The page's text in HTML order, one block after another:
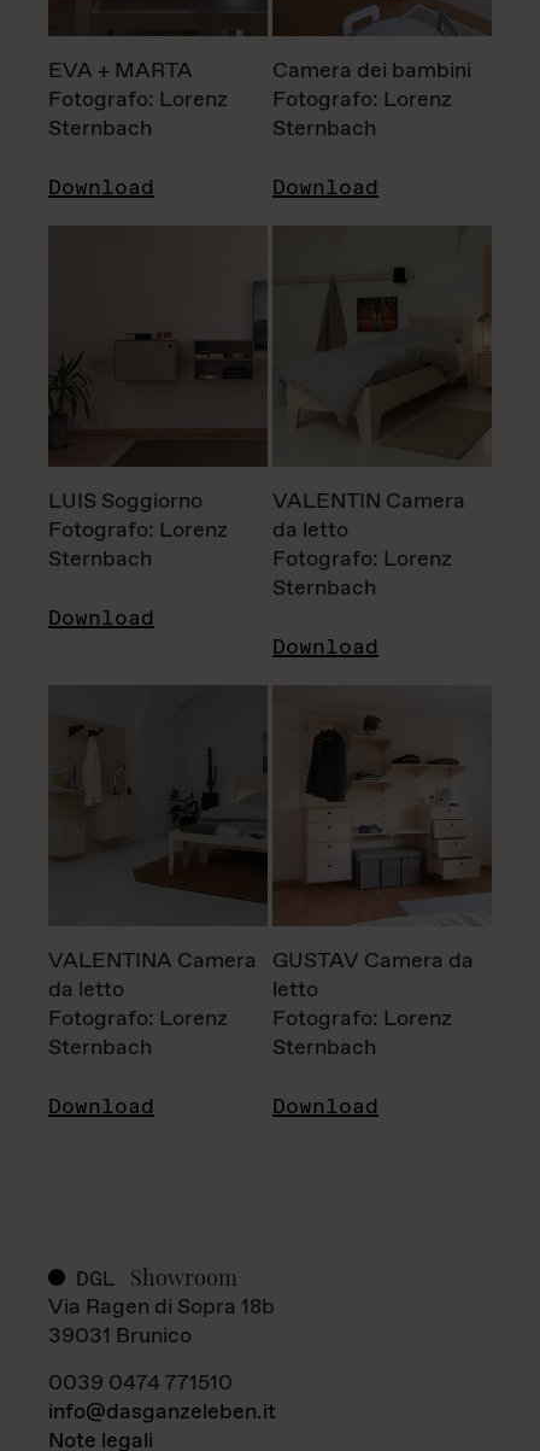
EVA + MARTA
Fotografo: Lorenz
Sternbach
Download
Camera dei bambini
Fotografo: Lorenz
Sternbach
Download
LUIS Soggiorno
Fotografo: Lorenz
Sternbach
Download
VALENTIN Camera
da letto
Fotografo: Lorenz
Sternbach
Download
VALENTINA Camera
da letto
Fotografo: Lorenz
Sternbach
Download
GUSTAV Camera da
letto
Fotografo: Lorenz
Sternbach
Download
DGL Showroom
Via Ragen di Sopra 18b
39031 Brunico
0039 0474 771510
info@dasganzeleben.it
Note legali